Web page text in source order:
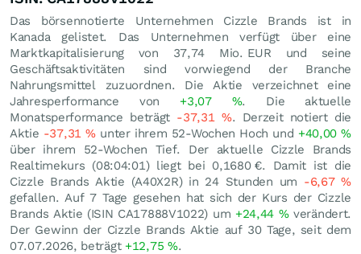
Das börsennotierte Unternehmen Cizzle Brands ist in
Kanada gelistet. Das Unternehmen verfügt über eine
Marktkapitalisierung von 37,74 Mio. EUR und seine
Geschäftsaktivitäten sind vorwiegend der Branche
Nahrungsmittel zuzuordnen. Die Aktie verzeichnet eine
Jahresperformance von +3,07 %. Die aktuelle
Monatsperformance beträgt -37,31 %. Derzeit notiert die
Aktie -37,31%unter ihrem 52-Wochen Hoch und +40,00%
über ihrem 52-Wochen Tief. Der aktuelle Cizzle Brands
Realtimekurs (08:04:01) liegt bei 0,1680 €. Damit ist die
Cizzle Brands Aktie (A40X2R) in 24 Stunden um -6,67%
gefallen. Auf 7 Tage gesehen hat sich der Kurs der Cizzle
Brands Aktie (ISIN CA17888V1022) um +24,44 %verändert.
Der Gewinn der Cizzle Brands Aktie auf 30 Tage, seit dem
07.07.2026, beträgt +12,75 %.